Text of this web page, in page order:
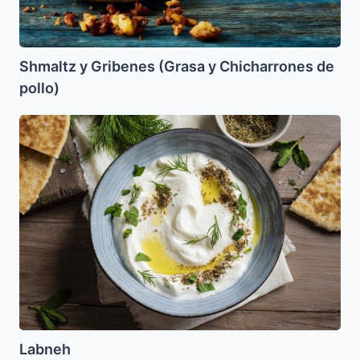
Shmaltz y Gribenes (Grasa y Chicharrones de
pollo)
Labneh
Labneh